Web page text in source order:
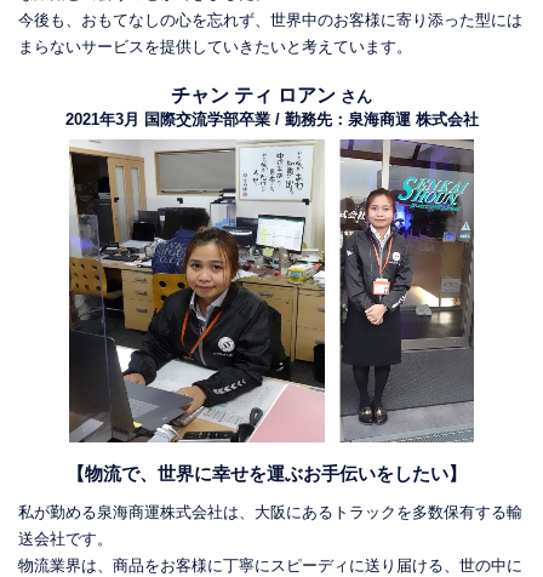
今後も、おもてなしの心を忘れず、世界中のお客様に寄り添った型には
まらないサービスを提供していきたいと考えています。
チャン ティ ロアン さん
2021年3月 国際交流学部卒業 / 勤務先：泉海商運 株式会社
【物流で、世界に幸せを運ぶお手伝いをしたい】
私が勤める泉海商運株式会社は、大阪にあるトラックを多数保有する輸
送会社です。
物流業界は、商品をお客様に丁寧にスピーディに送り届ける、世の中に